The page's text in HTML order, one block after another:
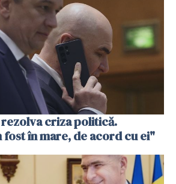
rezolva criza politică.
fost în mare, de acord cu ei"